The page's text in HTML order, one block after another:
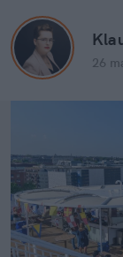
26